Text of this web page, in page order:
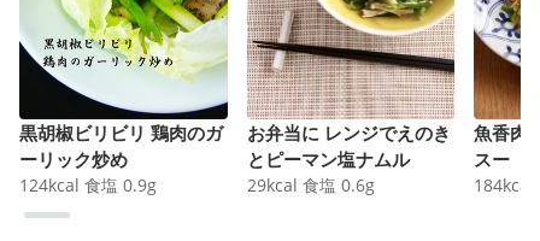
黒胡椒ビリビリ 鶏肉のガ
ーリック炒め
124kcal 食塩 0.9g
お弁当に レンジでえのき
とピーマン塩ナムル
29kcal 食塩 0.6g
魚香肉
スー
184kcal